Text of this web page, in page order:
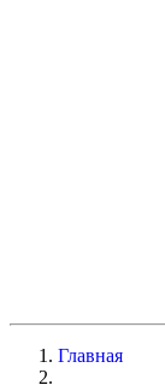
Главная